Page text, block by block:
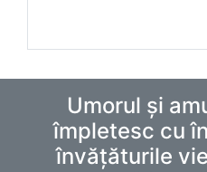
Umorul și
împletesc cu
învățăturile